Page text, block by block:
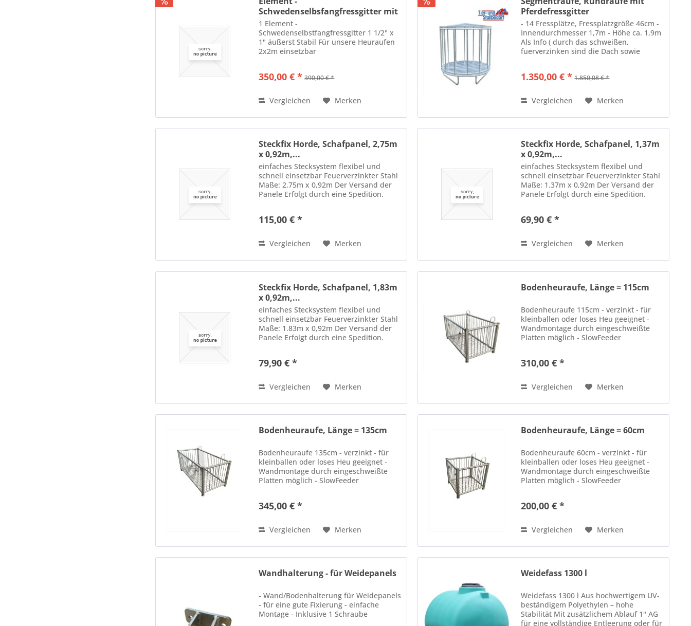
Schwedenselbsfangfressgitter mit
HW...
1 Element -
Schwedenselbstfangfressgitter 1 1/2" x
1" äußerst Stabil Für unsere Heuraufen
2x2m einsetzbar
350,00 € * 390,00 € *
Vergleichen Merken
Pferdefressgitter
- 14 Fressplätze, Fressplatzgröße 46cm -
Innendurchmesser 1,7m - Höhe ca. 1,9m
Als Info ( durch das schweißen,
fuerverzinken sind die Dach sowie
1.350,00 € * 1.850,08 € *
Vergleichen Merken
Steckfix Horde, Schafpanel, 2,75m
x 0,92m,...
einfaches Stecksystem flexibel und
schnell einsetzbar Feuerverzinkter Stahl
Maße: 2,75m x 0,92m Der Versand der
Panele Erfolgt durch eine Spedition.
Gruppe 1
115,00 € *
Vergleichen Merken
Steckfix Horde, Schafpanel, 1,37m
x 0,92m,...
einfaches Stecksystem flexibel und
schnell einsetzbar Feuerverzinkter Stahl
Maße: 1.37m x 0,92m Der Versand der
Panele Erfolgt durch eine Spedition.
Gruppe 1
69,90 € *
Vergleichen Merken
Steckfix Horde, Schafpanel, 1,83m
x 0,92m,...
einfaches Stecksystem flexibel und
schnell einsetzbar Feuerverzinkter Stahl
Maße: 1.83m x 0,92m Der Versand der
Panele Erfolgt durch eine Spedition.
Gruppe 1
79,90 € *
Vergleichen Merken
Bodenheuraufe, Länge = 115cm
Bodenheuraufe 115cm - verzinkt - für
kleinballen oder loses Heu geeignet -
Wandmontage durch eingeschweißte
Platten möglich - SlowFeeder
310,00 € *
Vergleichen Merken
Bodenheuraufe, Länge = 135cm
Bodenheuraufe 135cm - verzinkt - für
kleinballen oder loses Heu geeignet -
Wandmontage durch eingeschweißte
Platten möglich - SlowFeeder
345,00 € *
Vergleichen Merken
Bodenheuraufe, Länge = 60cm
Bodenheuraufe 60cm - verzinkt - für
kleinballen oder loses Heu geeignet -
Wandmontage durch eingeschweißte
Platten möglich - SlowFeeder
200,00 € *
Vergleichen Merken
Wandhalterung - für Weidepanels
- Wand/Bodenhalterung für Weidepanels
- für eine gute Fixierung - einfache
Montage - Inklusive 1 Schraube
Weidefass 1300 l
Weidefass 1300 l Aus hochwertigem UV-
beständigem Polyethylen – hohe
Stabilität Mit zusätzlichem Ablauf 1" AG
für eine vollständige Entleerung oder für